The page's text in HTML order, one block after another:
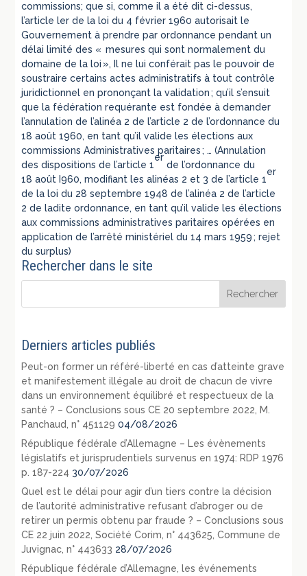
commissions; que si, comme il a été dit ci-dessus,
l’article ler de la loi du 4 février 1960 autorisait le
Gouvernement à prendre par ordonnance pendant un
délai limité des « mesures qui sont normalement du
domaine de la loi », Il ne lui conférait pas le pouvoir de
soustraire certains actes administratifs à tout contrôle
juridictionnel en prononçant la validation ; qu’il s’ensuit
que la fédération requérante est fondée à demander
l’annulation de l’alinéa 2 de l’article 2 de l’ordonnance du
18 août 1960, en tant qu’il valide les élections aux
commissions Administratives paritaires ; … (Annulation
des dispositions de l’article 1
er
de l’ordonnance du
18 août I960, modifiant les alinéas 2 et 3 de l’article 1
er
de la loi du 28 septembre 1948 de l’alinéa 2 de l’article
2 de ladite ordonnance, en tant qu’il valide les élections
aux commissions administratives paritaires opérées en
application de l’arrêté ministériel du 14 mars 1959 ; rejet
du surplus)
Rechercher dans le site
Derniers articles publiés
Peut-on former un référé-liberté en cas d’atteinte grave
et manifestement illégale au droit de chacun de vivre
dans un environnement équilibré et respectueux de la
santé ? – Conclusions sous CE 20 septembre 2022, M.
Panchaud, n° 451129 04/08/2026
République fédérale d’Allemagne – Les évènements
législatifs et jurisprudentiels survenus en 1974: RDP 1976
p. 187-224 30/07/2026
Quel est le délai pour agir d’un tiers contre la décision
de l’autorité administrative refusant d’abroger ou de
retirer un permis obtenu par fraude ? – Conclusions sous
CE 22 juin 2022, Société Corim, n° 443625, Commune de
Juvignac, n° 443633 28/07/2026
République fédérale d’Allemagne, les événements